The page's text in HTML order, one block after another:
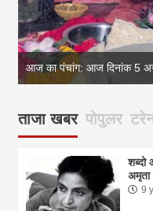
आज का पंचांग: आज दिनांक 5
ताजा खबर पोपुलर
शब्दो
अमृता
9